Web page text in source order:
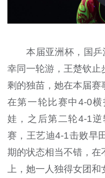
本届亚洲杯，国
幸同一轮游，王楚钦止
剩的独苗，她在本届赛
在第一轮比赛中4-0
娃，之后第二轮4-1
赛，王艺迪4-1击败早
期的状态相当不错，在
上，她一人独得女团和